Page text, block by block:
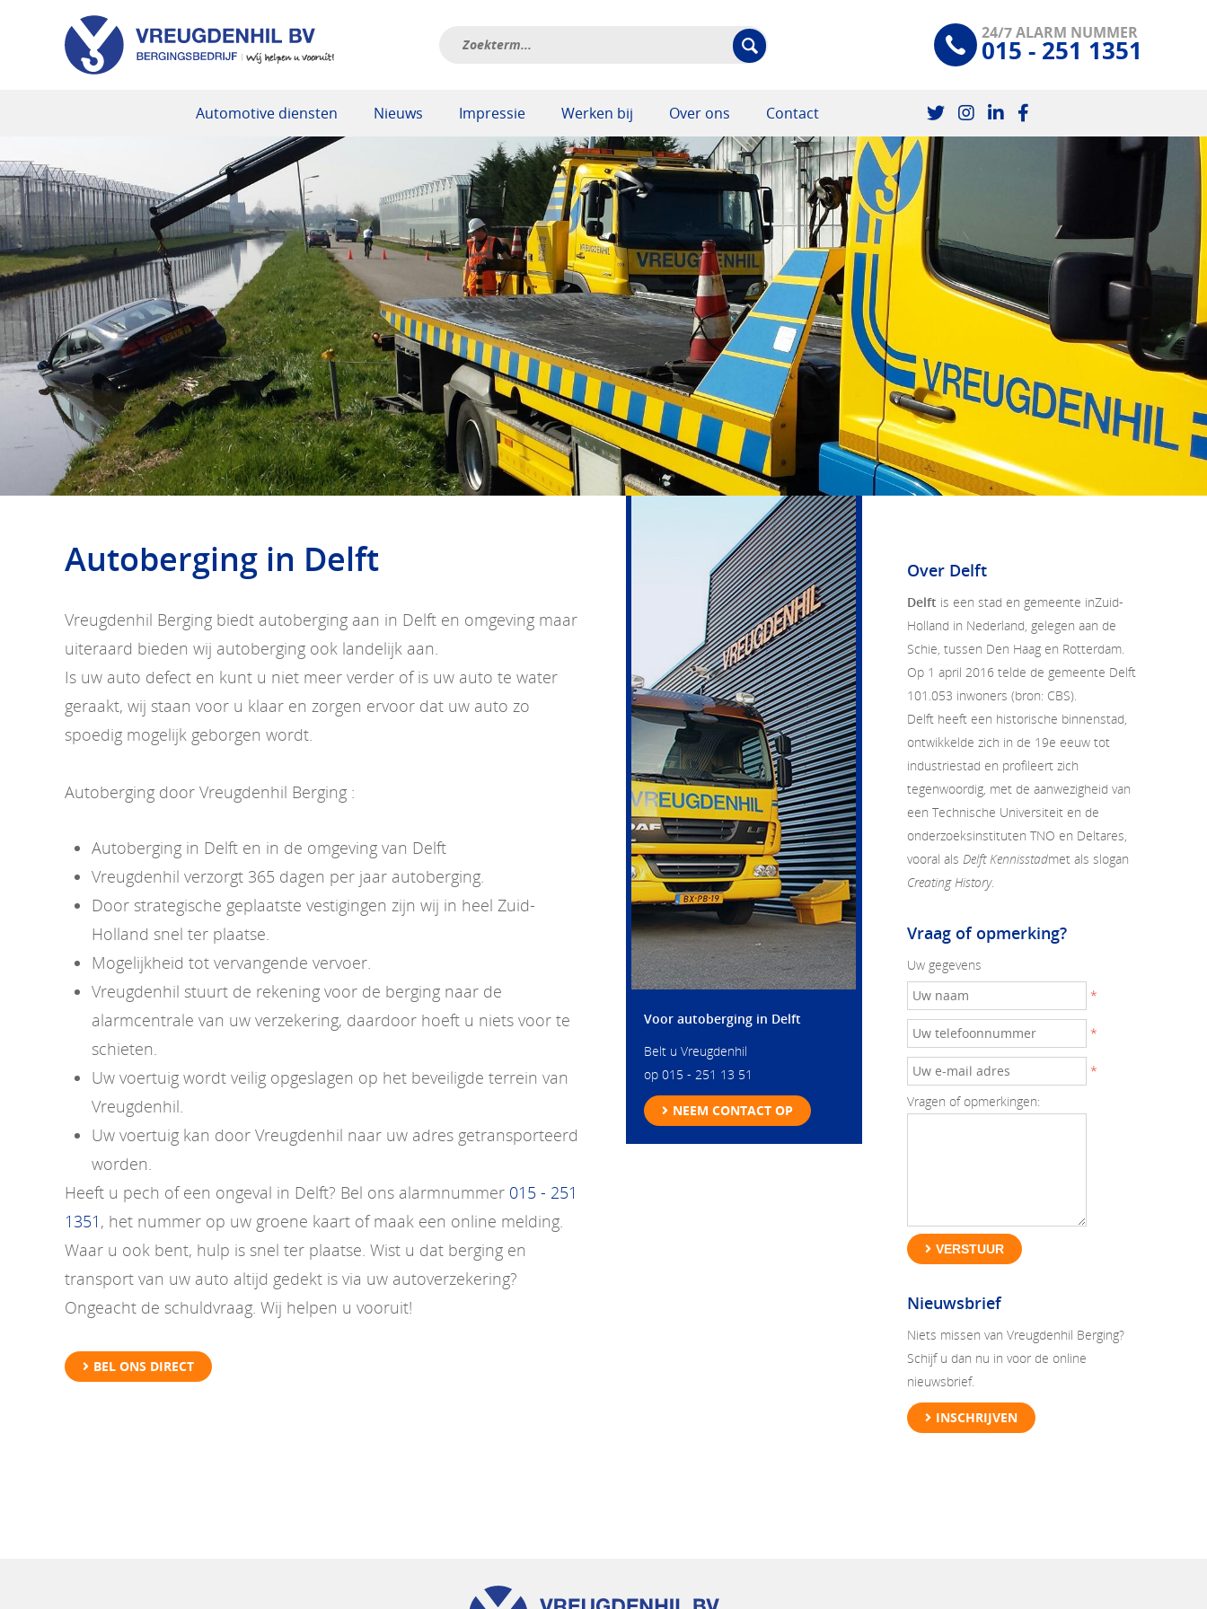
24/7 ALARM NUMMER
015 - 251 1351
Automotive diensten Nieuws Impressie Werken bij Over ons Contact
Autoberging in Delft
Vreugdenhil Berging biedt autoberging aan in Delft en omgeving maar
uiteraard bieden wij autoberging ook landelijk aan.
Is uw auto defect en kunt u niet meer verder of is uw auto te water
geraakt, wij staan voor u klaar en zorgen ervoor dat uw auto zo
spoedig mogelijk geborgen wordt.
Autoberging door Vreugdenhil Berging :
Autoberging in Delft en in de omgeving van Delft
Vreugdenhil verzorgt 365 dagen per jaar autoberging.
Door strategische geplaatste vestigingen zijn wij in heel Zuid-
Holland snel ter plaatse.
Mogelijkheid tot vervangende vervoer.
Vreugdenhil stuurt de rekening voor de berging naar de
alarmcentrale van uw verzekering, daardoor hoeft u niets voor te
schieten.
Uw voertuig wordt veilig opgeslagen op het beveiligde terrein van
Vreugdenhil.
Uw voertuig kan door Vreugdenhil naar uw adres getransporteerd
worden.
Heeft u pech of een ongeval in Delft? Bel ons alarmnummer 015 - 251
1351 , het nummer op uw groene kaart of maak een online melding.
Waar u ook bent, hulp is snel ter plaatse. Wist u dat berging en
transport van uw auto altijd gedekt is via uw autoverzekering?
Ongeacht de schuldvraag. Wij helpen u vooruit!
BEL ONS DIRECT
Voor autoberging in Delft
Belt u Vreugdenhil
op 015 - 251 13 51
NEEM CONTACT OP
Over Delft
Delft is een stad en gemeente inZuid-
Holland in Nederland, gelegen aan de
Schie, tussen Den Haag en Rotterdam.
Op 1 april 2016 telde de gemeente Delft
101.053 inwoners (bron: CBS).
Delft heeft een historische binnenstad,
ontwikkelde zich in de 19e eeuw tot
industriestad en profileert zich
tegenwoordig, met de aanwezigheid van
een Technische Universiteiten de
onderzoeksinstituten TNO en Deltares,
vooral als Delft Kennisstadmet als slogan
Creating History.
Vraag of opmerking?
Uw gegevens
*
*
*
Vragen of opmerkingen:
VERSTUUR
Nieuwsbrief
Niets missen van Vreugdenhil Berging?
Schijf u dan nu in voor de online
nieuwsbrief.
INSCHRIJVEN